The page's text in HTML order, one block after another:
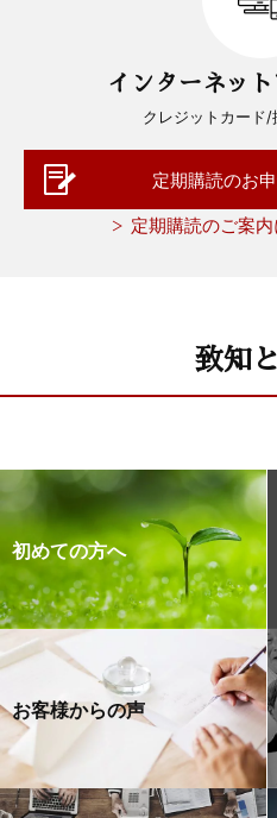
インターネッ
クレジットカード
定期購読のお
定期購読のご案
致知
初めての方へ
お客様からの声